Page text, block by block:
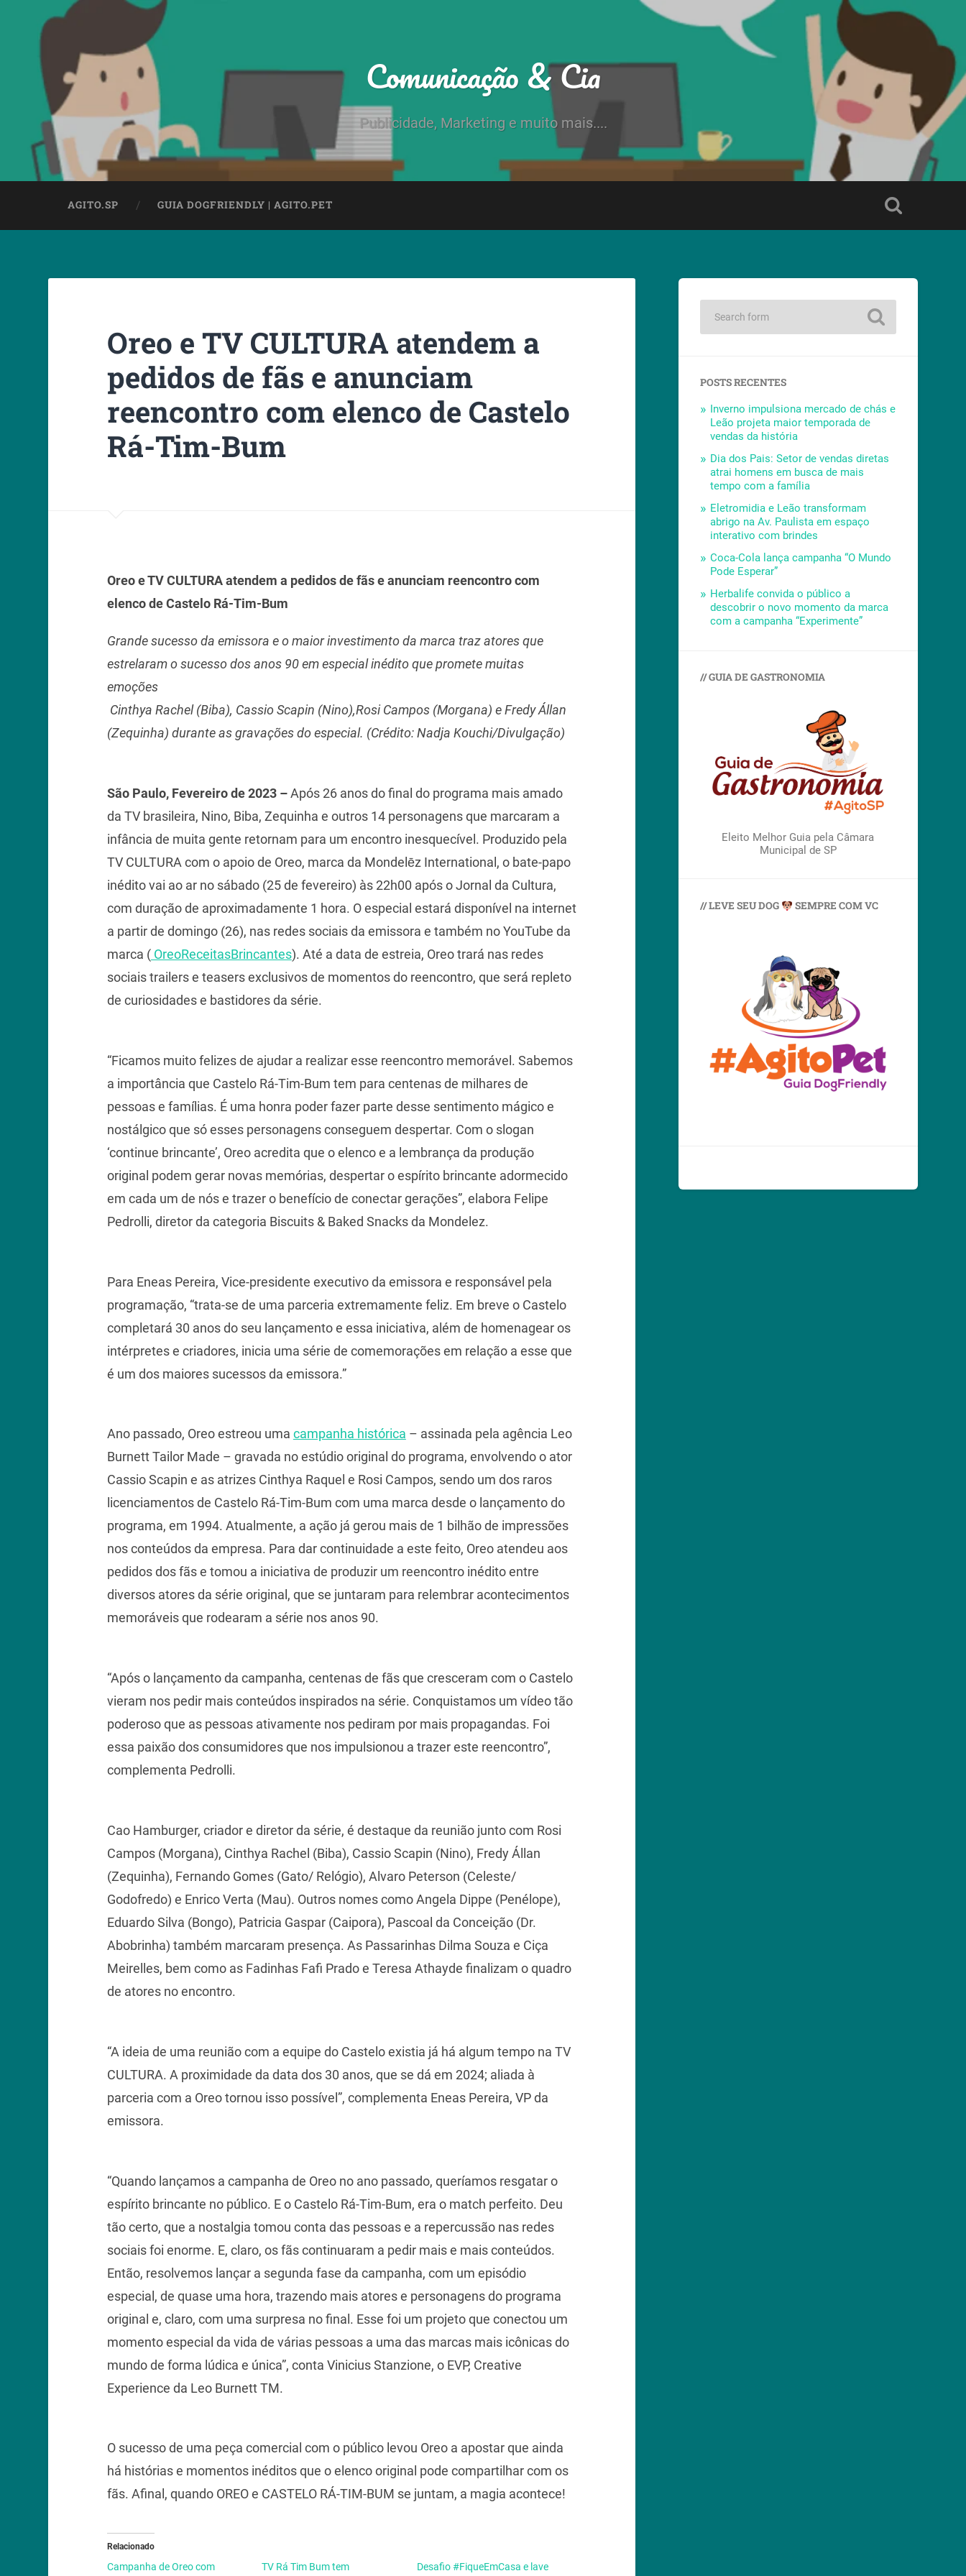
Comunicação & Cia
Publicidade, Marketing e muito mais....
AGITO.SP GUIA DOGFRIENDLY | AGITO.PET
Oreo e TV CULTURA atendem a
pedidos de fãs e anunciam
reencontro com elenco de Castelo
Rá-Tim-Bum
Oreo e TV CULTURA atendem a pedidos de fãs e anunciam reencontro com
elenco de Castelo Rá-Tim-Bum
Grande sucesso da emissora e o maior investimento da marca traz atores que
estrelaram o sucesso dos anos 90 em especial inédito que promete muitas
emoções
Cinthya Rachel (Biba), Cassio Scapin (Nino),Rosi Campos (Morgana) e Fredy Állan
(Zequinha) durante as gravações do especial. (Crédito: Nadja Kouchi/Divulgação)
São Paulo, Fevereiro de 2023 –Após 26 anos do final do programa mais amado
da TV brasileira, Nino, Biba, Zequinha e outros 14 personagens que marcaram a
infância de muita gente retornam para um encontro inesquecível. Produzido pela
TV CULTURA com o apoio de Oreo, marca da Mondelēz International, o bate-papo
inédito vai ao ar no sábado (25 de fevereiro) às 22h00 após o Jornal da Cultura,
com duração de aproximadamente 1 hora. O especial estará disponível na internet
a partir de domingo (26), nas redes sociais da emissora e também no YouTube da
marca (OreoReceitasBrincantes). Até a data de estreia, Oreo trará nas redes
sociais trailers e teasers exclusivos de momentos do reencontro, que será repleto
de curiosidades e bastidores da série.
“Ficamos muito felizes de ajudar a realizar esse reencontro memorável. Sabemos
a importância que Castelo Rá-Tim-Bum tem para centenas de milhares de
pessoas e famílias. É uma honra poder fazer parte desse sentimento mágico e
nostálgico que só esses personagens conseguem despertar. Com o slogan
‘continue brincante’, Oreo acredita que o elenco e a lembrança da produção
original podem gerar novas memórias, despertar o espírito brincante adormecido
em cada um de nós e trazer o benefício de conectar gerações”, elabora Felipe
Pedrolli, diretor da categoria Biscuits & Baked Snacks da Mondelez.
Para Eneas Pereira, Vice-presidente executivo da emissora e responsável pela
programação, “trata-se de uma parceria extremamente feliz. Em breve o Castelo
completará 30 anos do seu lançamento e essa iniciativa, além de homenagear os
intérpretes e criadores, inicia uma série de comemorações em relação a esse que
é um dos maiores sucessos da emissora.”
Ano passado, Oreo estreou uma campanha histórica – assinada pela agência Leo
Burnett Tailor Made – gravada no estúdio original do programa, envolvendo o ator
Cassio Scapin e as atrizes Cinthya Raquel e Rosi Campos, sendo um dos raros
licenciamentos de Castelo Rá-Tim-Bum com uma marca desde o lançamento do
programa, em 1994. Atualmente, a ação já gerou mais de 1 bilhão de impressões
nos conteúdos da empresa. Para dar continuidade a este feito, Oreo atendeu aos
pedidos dos fãs e tomou a iniciativa de produzir um reencontro inédito entre
diversos atores da série original, que se juntaram para relembrar acontecimentos
memoráveis que rodearam a série nos anos 90.
“Após o lançamento da campanha, centenas de fãs que cresceram com o Castelo
vieram nos pedir mais conteúdos inspirados na série. Conquistamos um vídeo tão
poderoso que as pessoas ativamente nos pediram por mais propagandas. Foi
essa paixão dos consumidores que nos impulsionou a trazer este reencontro”,
complementa Pedrolli.
Cao Hamburger, criador e diretor da série, é destaque da reunião junto com Rosi
Campos (Morgana), Cinthya Rachel (Biba), Cassio Scapin (Nino), Fredy Állan
(Zequinha), Fernando Gomes (Gato/ Relógio), Alvaro Peterson (Celeste/
Godofredo) e Enrico Verta (Mau). Outros nomes como Angela Dippe (Penélope),
Eduardo Silva (Bongo), Patricia Gaspar (Caipora), Pascoal da Conceição (Dr.
Abobrinha) também marcaram presença. As Passarinhas Dilma Souza e Ciça
Meirelles, bem como as Fadinhas Fafi Prado e Teresa Athayde finalizam o quadro
de atores no encontro.
“A ideia de uma reunião com a equipe do Castelo existia já há algum tempo na TV
CULTURA. A proximidade da data dos 30 anos, que se dá em 2024; aliada à
parceria com a Oreo tornou isso possível”, complementa Eneas Pereira, VP da
emissora.
“Quando lançamos a campanha de Oreo no ano passado, queríamos resgatar o
espírito brincante no público. E o Castelo Rá-Tim-Bum, era o match perfeito. Deu
tão certo, que a nostalgia tomou conta das pessoas e a repercussão nas redes
sociais foi enorme. E, claro, os fãs continuaram a pedir mais e mais conteúdos.
Então, resolvemos lançar a segunda fase da campanha, com um episódio
especial, de quase uma hora, trazendo mais atores e personagens do programa
original e, claro, com uma surpresa no final. Esse foi um projeto que conectou um
momento especial da vida de várias pessoas a uma das marcas mais icônicas do
mundo de forma lúdica e única”, conta Vinicius Stanzione, o EVP, Creative
Experience da Leo Burnett TM.
O sucesso de uma peça comercial com o público levou Oreo a apostar que ainda
há histórias e momentos inéditos que o elenco original pode compartilhar com os
fãs. Afinal, quando OREO e CASTELO RÁ-TIM-BUM se juntam, a magia acontece!
Relacionado
Campanha de Oreo com
TV Rá Tim Bum tem
Desafio #FiqueEmCasa e lave
POSTS RECENTES
Inverno impulsiona mercado de chás e
Leão projeta maior temporada de
vendas da história
Dia dos Pais: Setor de vendas diretas
atrai homens em busca de mais
tempo com a família
Eletromidia e Leão transformam
abrigo na Av. Paulista em espaço
interativo com brindes
Coca-Cola lança campanha “O Mundo
Pode Esperar”
Herbalife convida o público a
descobrir o novo momento da marca
com a campanha “Experimente”
// GUIA DE GASTRONOMIA
Eleito Melhor Guia pela Câmara
Municipal de SP
// LEVE SEU DOG SEMPRE COM VC